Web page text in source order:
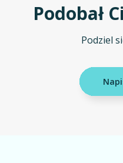
Podobał
Podziel